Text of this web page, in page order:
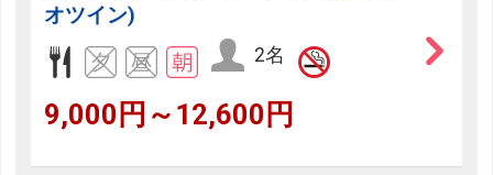
オツイン)
2名
9,000円～12,600円